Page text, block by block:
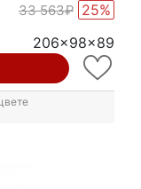
33 563₽ 25%
206x98x89